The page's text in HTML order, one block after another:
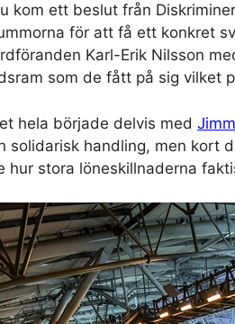
kom ett beslut från
för att få ett konkret
Karl-Erik Nilsson
som de fått på sig vilket
hela började delvis med
solidarisk handling, men kort
hur stora löneskillnaderna